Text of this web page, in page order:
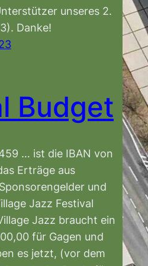
unseres 2.
Danke!
Budget
… ist die IBAN von
Erträge aus
und
Jazz Festival
Jazz braucht ein
für Gagen und
es jetzt, (vor dem